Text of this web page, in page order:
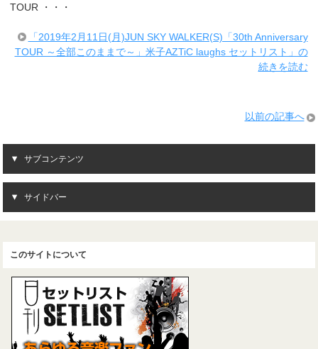
TOUR ・・・
「2019年2月11日(月)JUN SKY WALKER(S)「30th Anniversary
TOUR ～全部このままで～」米子AZTiC laughs セットリスト」の
続きを読む
以前の記事へ
サブコンテンツ
サイドバー
このサイトについて